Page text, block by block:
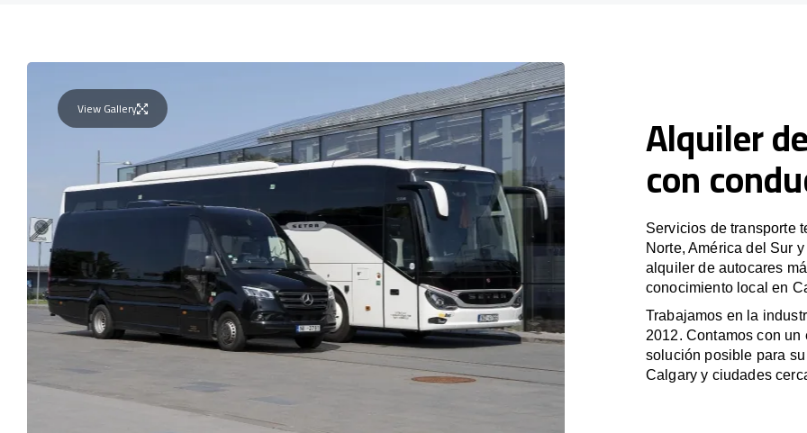
View Gallery Alquiler
con
Servicios de transporte
Norte, América del Sur
alquiler de autocares
conocimiento local en
Trabajamos en la
2012. Contamos con
solución posible para
Calgary y ciudades